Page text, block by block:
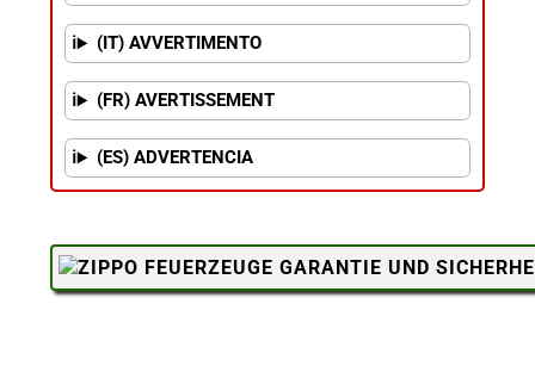
(IT) AVVERTIMENTO
(FR) AVERTISSEMENT
(ES) ADVERTENCIA